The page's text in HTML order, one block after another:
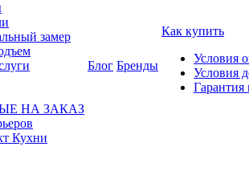
замер
НА ЗАКАЗ
Кухни
Блог Бренды
Как купить
Условия
Условия
Гарантия